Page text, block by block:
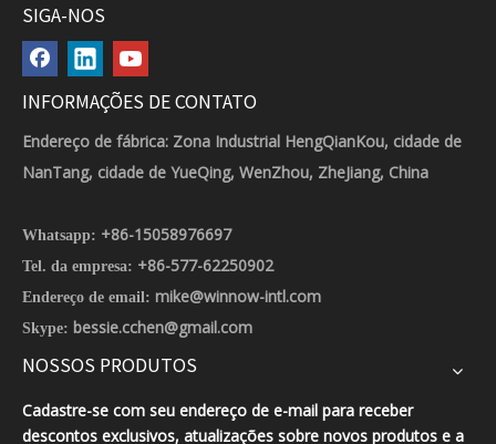
SIGA-NOS
INFORMAÇÕES DE CONTATO
Endereço de fábrica: Zona Industrial HengQianKou, cidade de
NanTang, cidade de YueQing, WenZhou, ZheJiang, China
Whatsapp: +86-15058976697
Tel. da empresa: +86-577-62250902
Endereço de email: mike@winnow-intl.com
Skype: bessie.cchen@gmail.com
NOSSOS PRODUTOS
Cadastre-se com seu endereço de e-mail para receber
descontos exclusivos, atualizações sobre novos produtos e a